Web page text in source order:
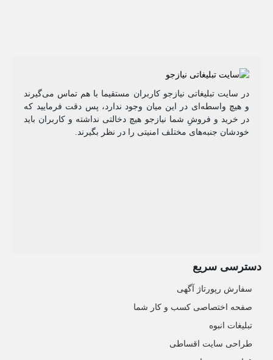
در سایت تبلیغاتی نیازجو کاربران مستقیما با هم تماس می‌گیرند
و هیچ واسطه‌ای در این میان وجود ندارد، پس دقت فرمایید که
در خرید و فروشِ شما نیازجو هیچ دخالتی نداشته و کاربران باید
خودشان جنبه‌های مختلف امنیتی را در نظر بگیرند.
دسترسی سریع
سفارش رپورتاژ آگهی
صفحه اختصاصی کسب و کار شما
تبلیغات انبوه
طراحی سایت اقساطی